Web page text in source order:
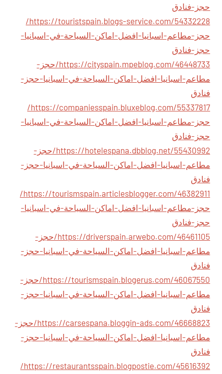
حجز-فنادق
https://touristspain.blogs-service.com/54332228/
حجز-مطاعم-اسبانيا-افضل-اماكن-السياحة-في-اسبانيا-
حجز-فنادق
https://cityspain.mpeblog.com/46448733/حجز-
مطاعم-اسبانيا-افضل-اماكن-السياحة-في-اسبانيا-حجز-
فنادق
https://companiesspain.bluxeblog.com/55337817/
حجز-مطاعم-اسبانيا-افضل-اماكن-السياحة-في-اسبانيا-
حجز-فنادق
https://hotelespana.dbblog.net/55430992/حجز-
مطاعم-اسبانيا-افضل-اماكن-السياحة-في-اسبانيا-حجز-
فنادق
https://tourismspain.articlesblogger.com/46382911/
حجز-مطاعم-اسبانيا-افضل-اماكن-السياحة-في-اسبانيا-
حجز-فنادق
https://driverspain.arwebo.com/46461105/حجز-
مطاعم-اسبانيا-افضل-اماكن-السياحة-في-اسبانيا-حجز-
فنادق
https://tourismspain.blogerus.com/46067550/حجز-
مطاعم-اسبانيا-افضل-اماكن-السياحة-في-اسبانيا-حجز-
فنادق
https://carsespana.bloggin-ads.com/46668823/حجز-
مطاعم-اسبانيا-افضل-اماكن-السياحة-في-اسبانيا-حجز-
فنادق
https://restaurantsspain.blogpostie.com/45616392/